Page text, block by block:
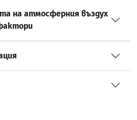
на атмосферния въздух